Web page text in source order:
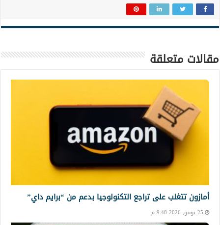
مقالات متعلقة
أمازون تتغلب على تراجع التكنولوجيا بدعم من “برايم داي”
25 يونيو, 2026 9:48 م